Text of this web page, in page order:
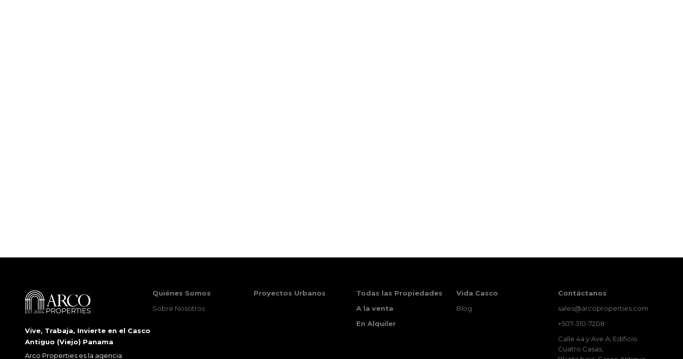
Vive, Trabaja, Invierte en el Casco
Antiguo (Viejo) Panama
Arco Properties es la agencia
Quiénes Somos
Sobre Nosotros
Proyectos Urbanos
Todas las Propiedades
A la venta
En Alquiler
Vida Casco
Blog
Contáctanos
sales@arcoproperties.com
+507-310-7208
Calle 4a y Ave A, Edificio
Cuatro Casas,